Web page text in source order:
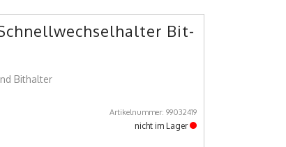
Bit-
Bithalter
Artikelnummer: 99032419
nicht im Lager